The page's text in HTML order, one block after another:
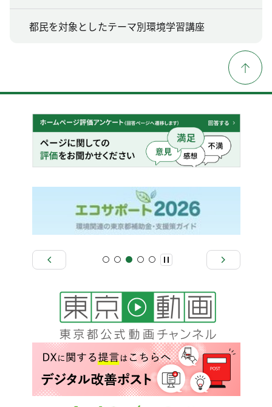
都民を対象としたテーマ別環境学習講座